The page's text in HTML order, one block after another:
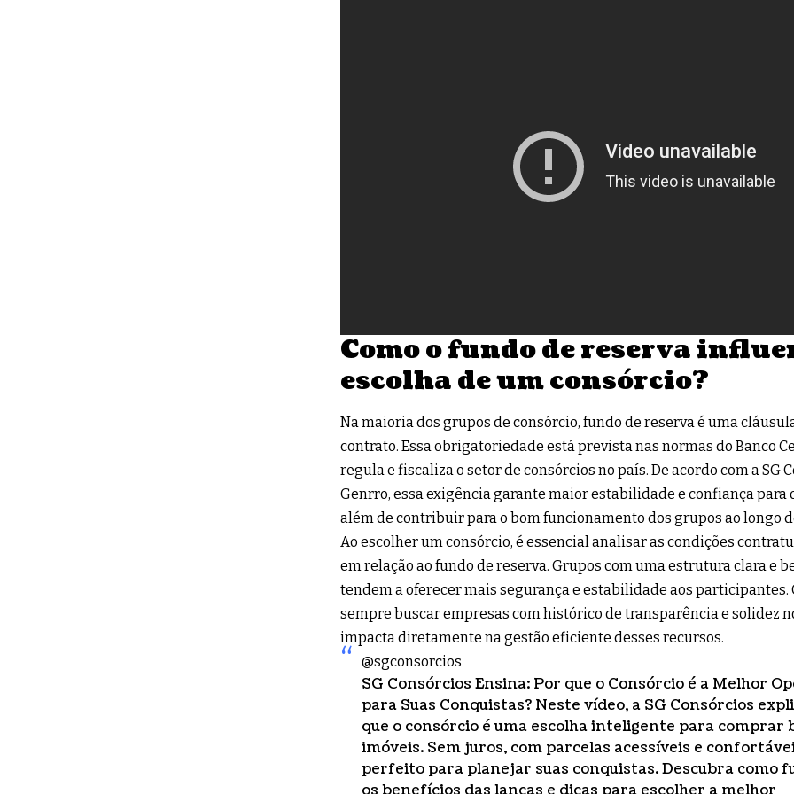
Como o fundo de reserva
escolha de um consórcio?
Na maioria dos grupos de consórcio, fundo de reserva é uma
contrato. Essa obrigatoriedade está prevista nas normas do Banco
regula e fiscaliza o setor de consórcios no país. De acordo com a SG
Genrro, essa exigência garante maior estabilidade e confiança para
além de contribuir para o bom funcionamento dos grupos ao longo
Ao escolher um consórcio, é essencial analisar as condições
em relação ao fundo de reserva. Grupos com uma estrutura clara e
tendem a oferecer mais segurança e estabilidade aos participantes.
sempre buscar empresas com histórico de transparência e solidez
impacta diretamente na gestão eficiente desses recursos.
@sgconsorcios
SG Consórcios Ensina: Por que o Consórcio é a Melhor
para Suas Conquistas? Neste vídeo, a SG Consórcios
que o consórcio é uma escolha inteligente para comprar
imóveis. Sem juros, com parcelas acessíveis e
perfeito para planejar suas conquistas. Descubra como